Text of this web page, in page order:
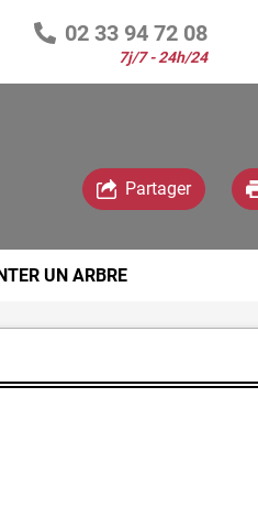
02 33 94 72 08
7j/7 - 24h/24
Partager
UN ARBRE